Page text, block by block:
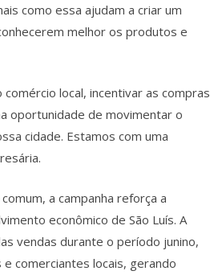
como essa ajudam a criar um
melhor os produtos e
local, incentivar as compras
oportunidade de movimentar o
cidade. Estamos com uma
a campanha reforça a
econômico de São Luís. A
vendas durante o período junino,
comerciantes locais, gerando